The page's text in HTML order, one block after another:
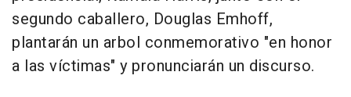
segundo caballero, Douglas Emhoff,
plantarán un arbol conmemorativo "en honor
a las víctimas" y pronunciarán un discurso.